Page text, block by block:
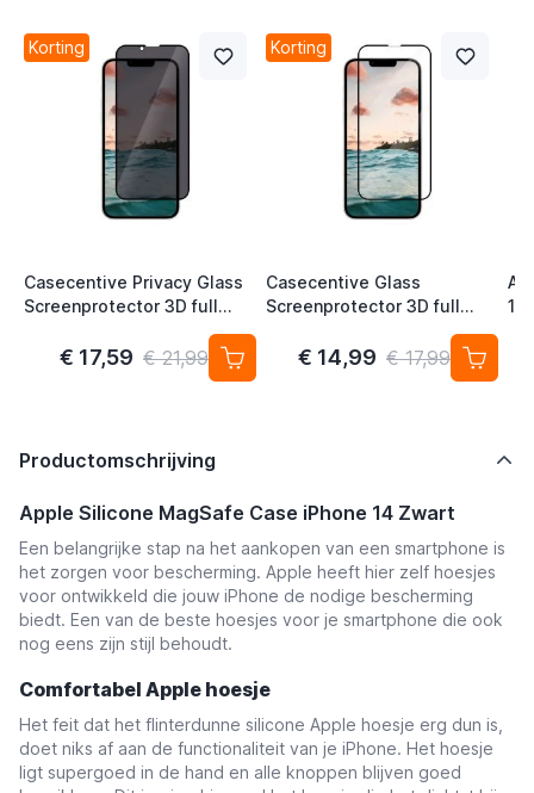
Korting
Casecentive Privacy Glass
Screenprotector 3D full
€ 17,59 € 21,99
Korting
Casecentive Glass
Screenprotector 3D full
€ 14,99 € 17,99
14
Productomschrijving
Apple Silicone MagSafe Case iPhone 14 Zwart
Een belangrijke stap na het aankopen van een smartphone is
het zorgen voor bescherming. Apple heeft hier zelf hoesjes
voor ontwikkeld die jouw iPhone de nodige bescherming
biedt. Een van de beste hoesjes voor je smartphone die ook
nog eens zijn stijl behoudt.
Comfortabel Apple hoesje
Het feit dat het flinterdunne silicone Apple hoesje erg dun is,
doet niks af aan de functionaliteit van je iPhone. Het hoesje
ligt supergoed in de hand en alle knoppen blijven goed